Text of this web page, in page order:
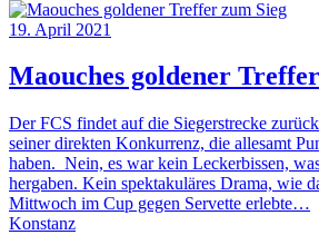
19. April 2021
Maouches goldener
Der FCS findet auf die Siegerstrecke
seiner direkten Konkurrenz, die allesamt
haben. Nein, es war kein Leckerbissen,
hergaben. Kein spektakuläres Drama, wie
Mittwoch im Cup gegen Servette erlebte…
Konstanz